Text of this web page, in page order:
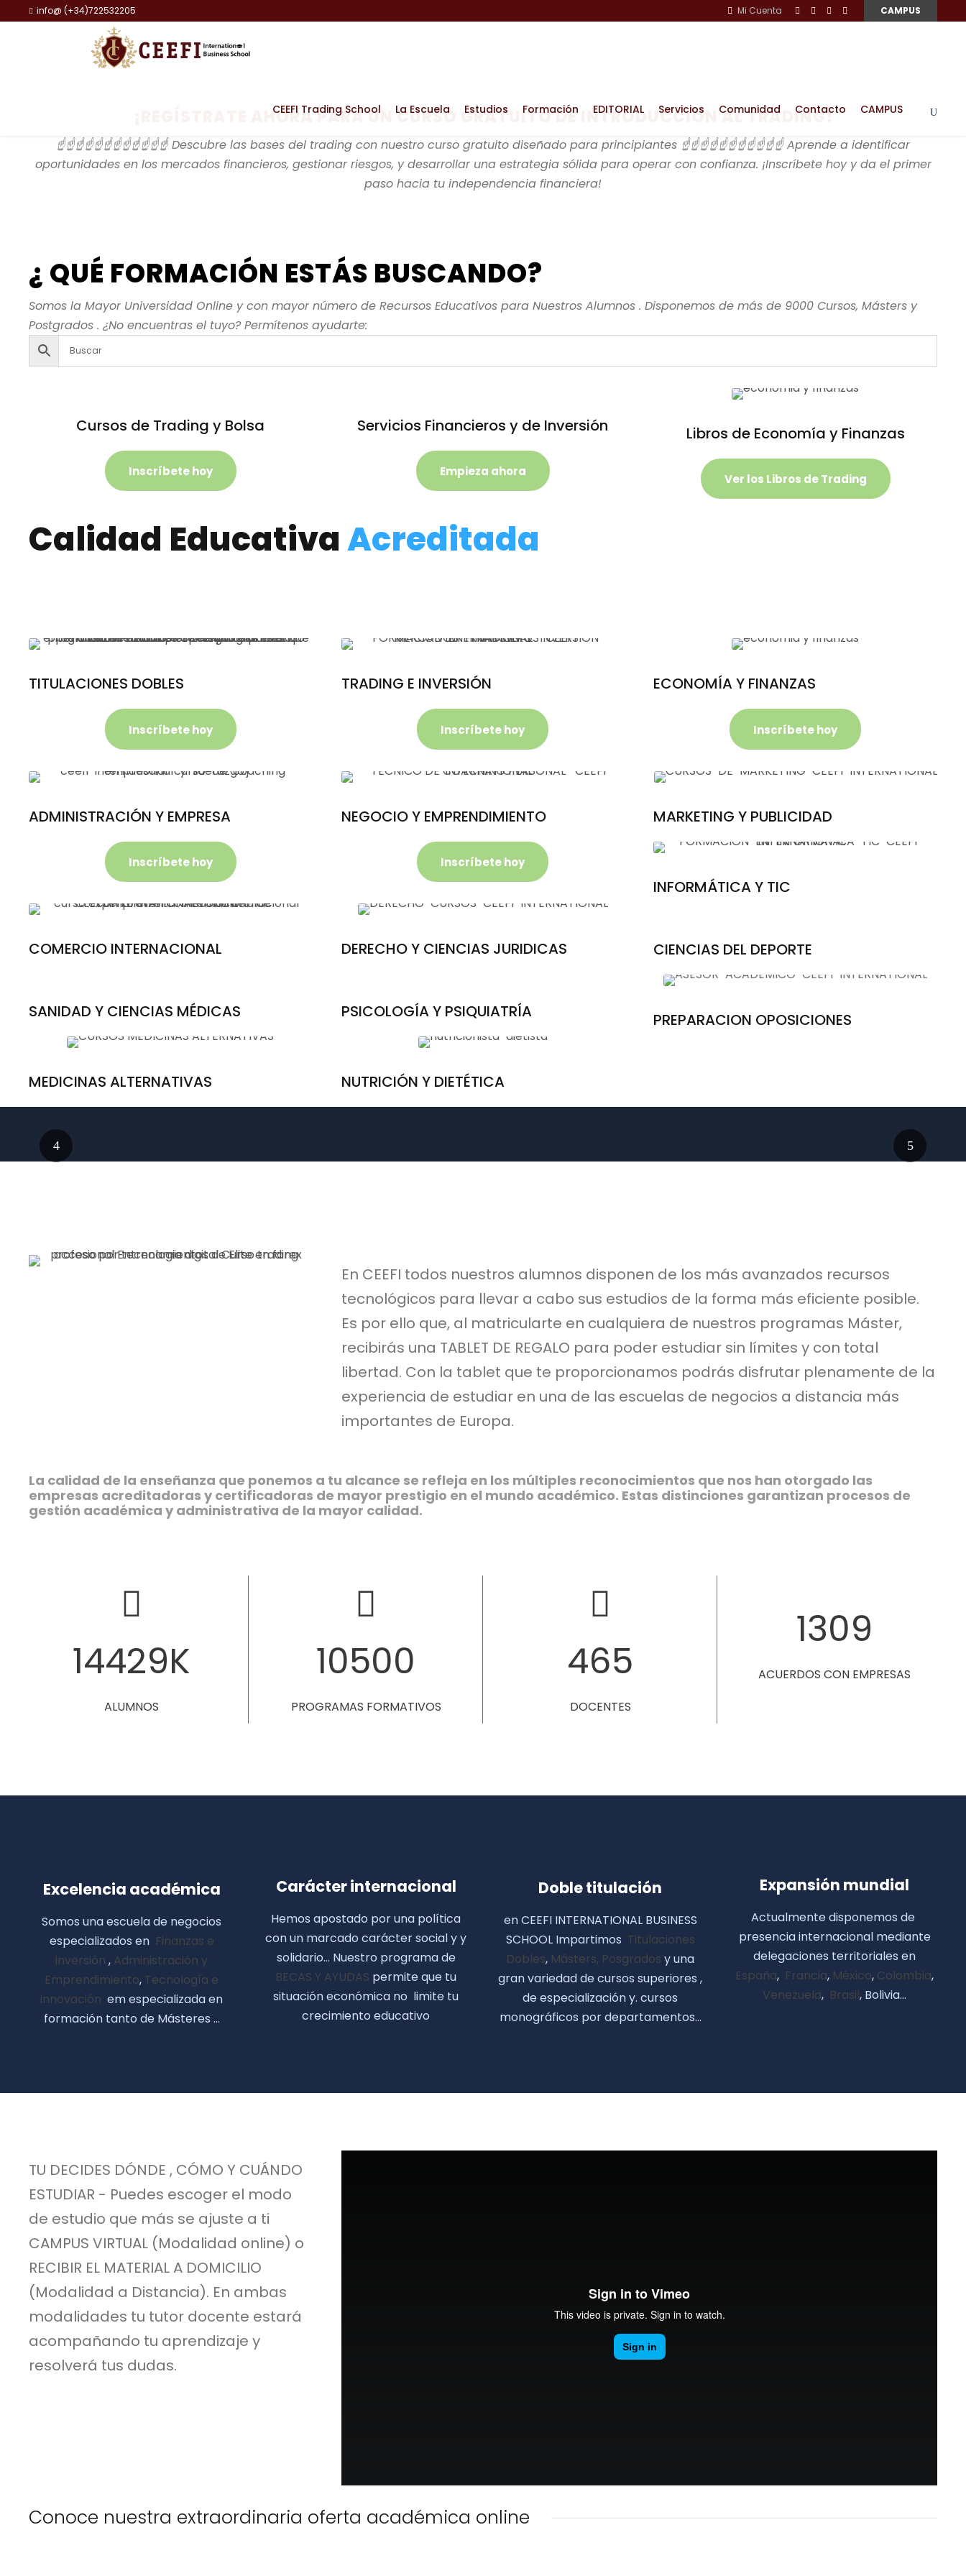
info@ (+34)722532205 Mi Cuenta CAMPUS
CEEFI Trading School La Escuela Estudios Formación EDITORIAL Servicios Comunidad Contacto CAMPUS
¡REGÍSTRATE AHORA PARA UN CURSO GRATUITO DE INTRODUCCIÓN AL TRADING!
☝️☝️☝️☝️☝️☝️☝️☝️☝️☝️☝️☝️ Descubre las bases del trading con nuestro curso gratuito diseñado para principiantes ☝️☝️☝️☝️☝️☝️☝️☝️☝️☝️☝️ Aprende a identificar
oportunidades en los mercados financieros, gestionar riesgos, y desarrollar una estrategia sólida para operar con confianza. ¡Inscríbete hoy y da el primer
paso hacia tu independencia financiera!
¿ QUÉ FORMACIÓN ESTÁS BUSCANDO?
Somos la Mayor Universidad Online y con mayor número de Recursos Educativos para Nuestros Alumnos . Disponemos de más de 9000 Cursos, Másters y
Postgrados . ¿No encuentras el tuyo? Permítenos ayudarte:
Cursos de Trading y Bolsa
Inscríbete hoy
Servicios Financieros y de Inversión
Empieza ahora
Libros de Economía y Finanzas
Ver los Libros de Trading
Calidad EducativaAcreditada
TITULACIONES DOBLES
Inscríbete hoy
ADMINISTRACIÓN Y EMPRESA
Inscríbete hoy
COMERCIO INTERNACIONAL
SANIDAD Y CIENCIAS MÉDICAS
MEDICINAS ALTERNATIVAS
TRADING E INVERSIÓN
Inscríbete hoy
NEGOCIO Y EMPRENDIMIENTO
Inscríbete hoy
DERECHO Y CIENCIAS JURIDICAS
PSICOLOGÍA Y PSIQUIATRÍA
NUTRICIÓN Y DIETÉTICA
ECONOMÍA Y FINANZAS
Inscríbete hoy
MARKETING Y PUBLICIDAD
INFORMÁTICA Y TIC
CIENCIAS DEL DEPORTE
PREPARACION OPOSICIONES
En CEEFI todos nuestros alumnos disponen de los más avanzados recursos
tecnológicos para llevar a cabo sus estudios de la forma más eficiente posible.
Es por ello que, al matricularte en cualquiera de nuestros programas Máster,
recibirás una TABLET DE REGALO para poder estudiar sin límites y con total
libertad. Con la tablet que te proporcionamos podrás disfrutar plenamente de la
experiencia de estudiar en una de las escuelas de negocios a distancia más
importantes de Europa.
La calidad de la enseñanza que ponemos a tu alcance se refleja en los múltiples reconocimientos que nos han otorgado las
empresas acreditadoras y certificadoras de mayor prestigio en el mundo académico. Estas distinciones garantizan procesos de
gestión académica y administrativa de la mayor calidad.
14555K
ALUMNOS
10591
PROGRAMAS FORMATIVOS
469
DOCENTES
1320
ACUERDOS CON EMPRESAS
Excelencia académica
Somos una escuela de negocios
especializados en Finanzas e
inversión , Administración y
Emprendimiento, Tecnología e
innovación em especializada en
formación tanto de Másteres …
Carácter internacional
Hemos apostado por una política
con un marcado carácter social y y
solidario… Nuestro programa de
BECAS Y AYUDAS permite que tu
situación económica no limite tu
crecimiento educativo
Doble titulación
en CEEFI INTERNATIONAL BUSINESS
SCHOOL Impartimos Titulaciones
Dobles, Másters, Posgrados y una
gran variedad de cursos superiores ,
de especialización y. cursos
monográficos por departamentos…
Expansión mundial
Actualmente disponemos de
presencia internacional mediante
delegaciones territoriales en
España, Francia, México, Colombia,
Venezuela, Brasil, Bolivia…
TU DECIDES DÓNDE , CÓMO Y CUÁNDO
ESTUDIAR - Puedes escoger el modo
de estudio que más se ajuste a ti
CAMPUS VIRTUAL (Modalidad online) o
RECIBIR EL MATERIAL A DOMICILIO
(Modalidad a Distancia). En ambas
modalidades tu tutor docente estará
acompañando tu aprendizaje y
resolverá tus dudas.
Conoce nuestra extraordinaria oferta académica online